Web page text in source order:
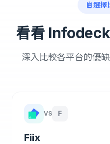
選擇
看看
深入比較各平台的優
VS F
Fiix